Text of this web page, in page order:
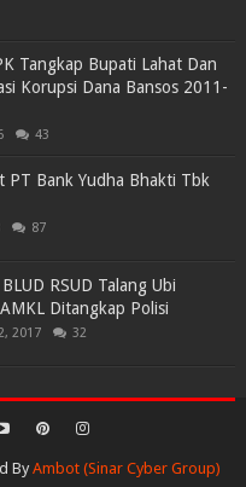
Tangkap Bupati Lahat Dan
Korupsi Dana Bansos 2011-
43
PT Bank Yudha Bhakti Tbk
87
RSUD Talang Ubi
Ditangkap Polisi
2017 32
By Ambot (Sinar Cyber Group)